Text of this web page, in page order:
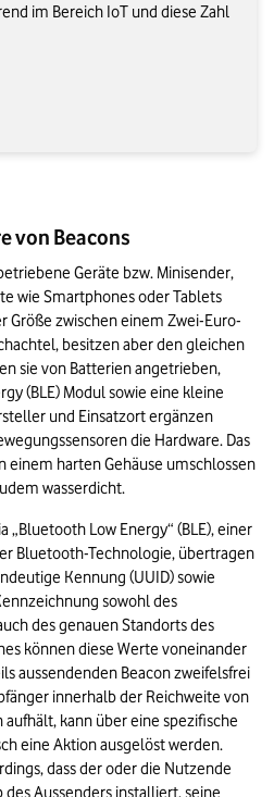
im Bereich IoT und diese Zahl
von Beacons
Geräte bzw. Minisender,
wie Smartphones oder Tablets
Größe zwischen einem Zwei-Euro-
besitzen aber den gleichen
sie von Batterien angetrieben,
(BLE) Modul sowie eine kleine
und Einsatzort ergänzen
die Hardware. Das
einem harten Gehäuse umschlossen
wasserdicht.
„Bluetooth Low Energy“ (BLE), einer
Bluetooth-Technologie, übertragen
Kennung (UUID) sowie
sowohl des
des genauen Standorts des
können diese Werte voneinander
aussendenden Beacon zweifelsfrei
innerhalb der Reichweite von
kann über eine spezifische
eine Aktion ausgelöst werden.
dass der oder die Nutzende
Aussenders installiert, seine